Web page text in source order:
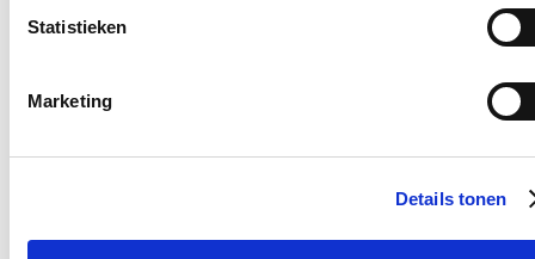
Statistieken
Marketing
Details tonen
Snel naar